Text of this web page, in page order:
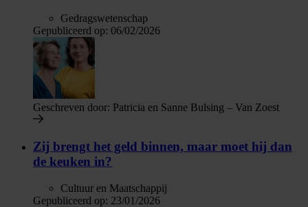
Gedragswetenschap
Gepubliceerd op: 06/02/2026
Geschreven door: Patricia en Sanne Bulsing – Van Zoest
Zij brengt het geld binnen, maar moet hij dan
de keuken in?
Cultuur en Maatschappij
Gepubliceerd op: 23/01/2026